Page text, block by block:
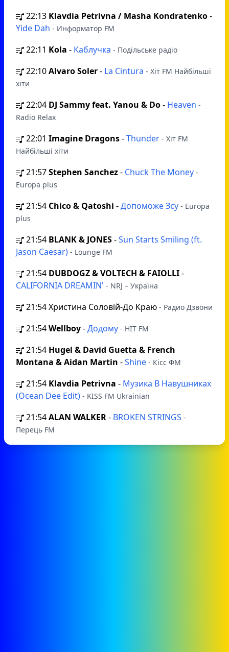
22:13 Klavdia Petrivna / Masha Kondratenko-
Yide Dah - Информатор FM
22:11 Kola - Каблучка - Подільське радіо
22:10Alvaro Soler- La Cintura - Хіт FM Найбільші
хіти
22:04 DJ Sammy feat. Yanou & Do- Heaven -
Radio Relax
22:01 Imagine Dragons-Thunder - Хіт FM
Найбільші хіти
21:57Stephen Sanchez- Chuck The Money -
Europa plus
21:54 Chico & Qatoshi -Допоможе Зсу - Europa
plus
21:54 BLANK & JONES-Sun Starts Smiling (ft.
Jason Caesar) - Lounge FM
21:54 DUBDOGZ & VOLTECH & FAIOLLI-
CALIFORNIA DREAMIN' - NRJ – Україна
21:54Христина Соловій-До Краю - Радио Дзвони
21:54Wellboy-Додому - HIT FM
21:54 Hugel & David Guetta & French
Montana & Aidan Martin -Shine - Кісс ФМ
21:54 Klavdia Petrivna - Музика В Навушниках
(Ocean Dee Edit) - KISS FM Ukrainian
21:54ALAN WALKER- BROKEN STRINGS -
Перець FM